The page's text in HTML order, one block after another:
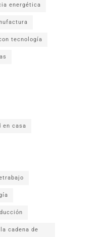
energética
tecnología
en casa
cadena de